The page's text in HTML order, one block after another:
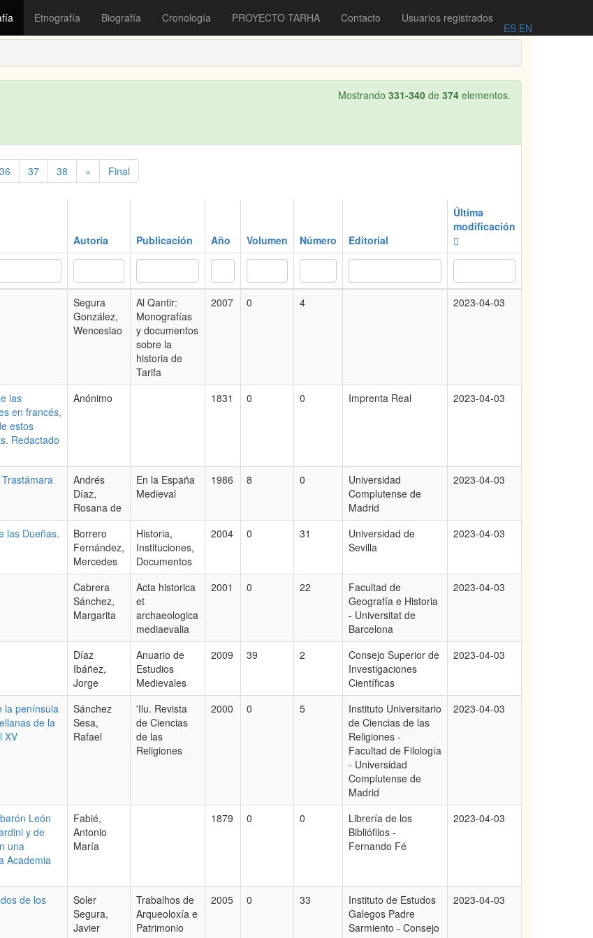
Etnografía Biografía Cronología PROYECTO TARHA Contacto Usuarios registrados
ES EN
Mostrando 331-340 de 374 elementos.
36 37 38 » Final
Autoría Publicación Año Volumen Número Editorial
Última
modificación
Segura
González,
Wenceslao
Al Qantir:
Monografías
y documentos
sobre la
historia de
Tarifa
2007 0 4 2023-04-03
las
en francés,
estos
Redactado
Anónimo 1831 0 0 Imprenta Real 2023-04-03
Andrés
Díaz,
Rosana de
En la España
Medieval
1986 8 0
Universidad
Complutense de
Madrid
2023-04-03
las Dueñas.
Borrero
Fernández,
Mercedes
Historia,
Instituciones,
Documentos
2004 0 31
Universidad de
Sevilla
2023-04-03
Cabrera
Sánchez,
Margarita
Acta historica
et
archaeologica
mediaevalia
2001 0 22
Facultad de
Geografía e Historia
- Universitat de
Barcelona
2023-04-03
Díaz
Ibáñez,
Jorge
Anuario de
Estudios
Medievales
2009 39 2
Consejo Superior de
Investigaciones
Científicas
2023-04-03
la península
de la
XV
Sánchez
Sesa,
Rafael
'Ilu. Revista
de Ciencias
de las
Religiones
2000 0 5
Instituto Universitario
de Ciencias de las
Religiones -
Facultad de Filología
- Universidad
Complutense de
Madrid
2023-04-03
León
y de
una
Academia
Fabié,
Antonio
María
1879 0 0
Librería de los
Bibliófilos -
Fernando Fé
2023-04-03
de los
Soler
Segura,
Javier
Trabalhos de
Arqueoloxía e
Patrimonio
2005 0 33
Instituto de Estudos
Galegos Padre
Sarmiento - Consejo
2023-04-03